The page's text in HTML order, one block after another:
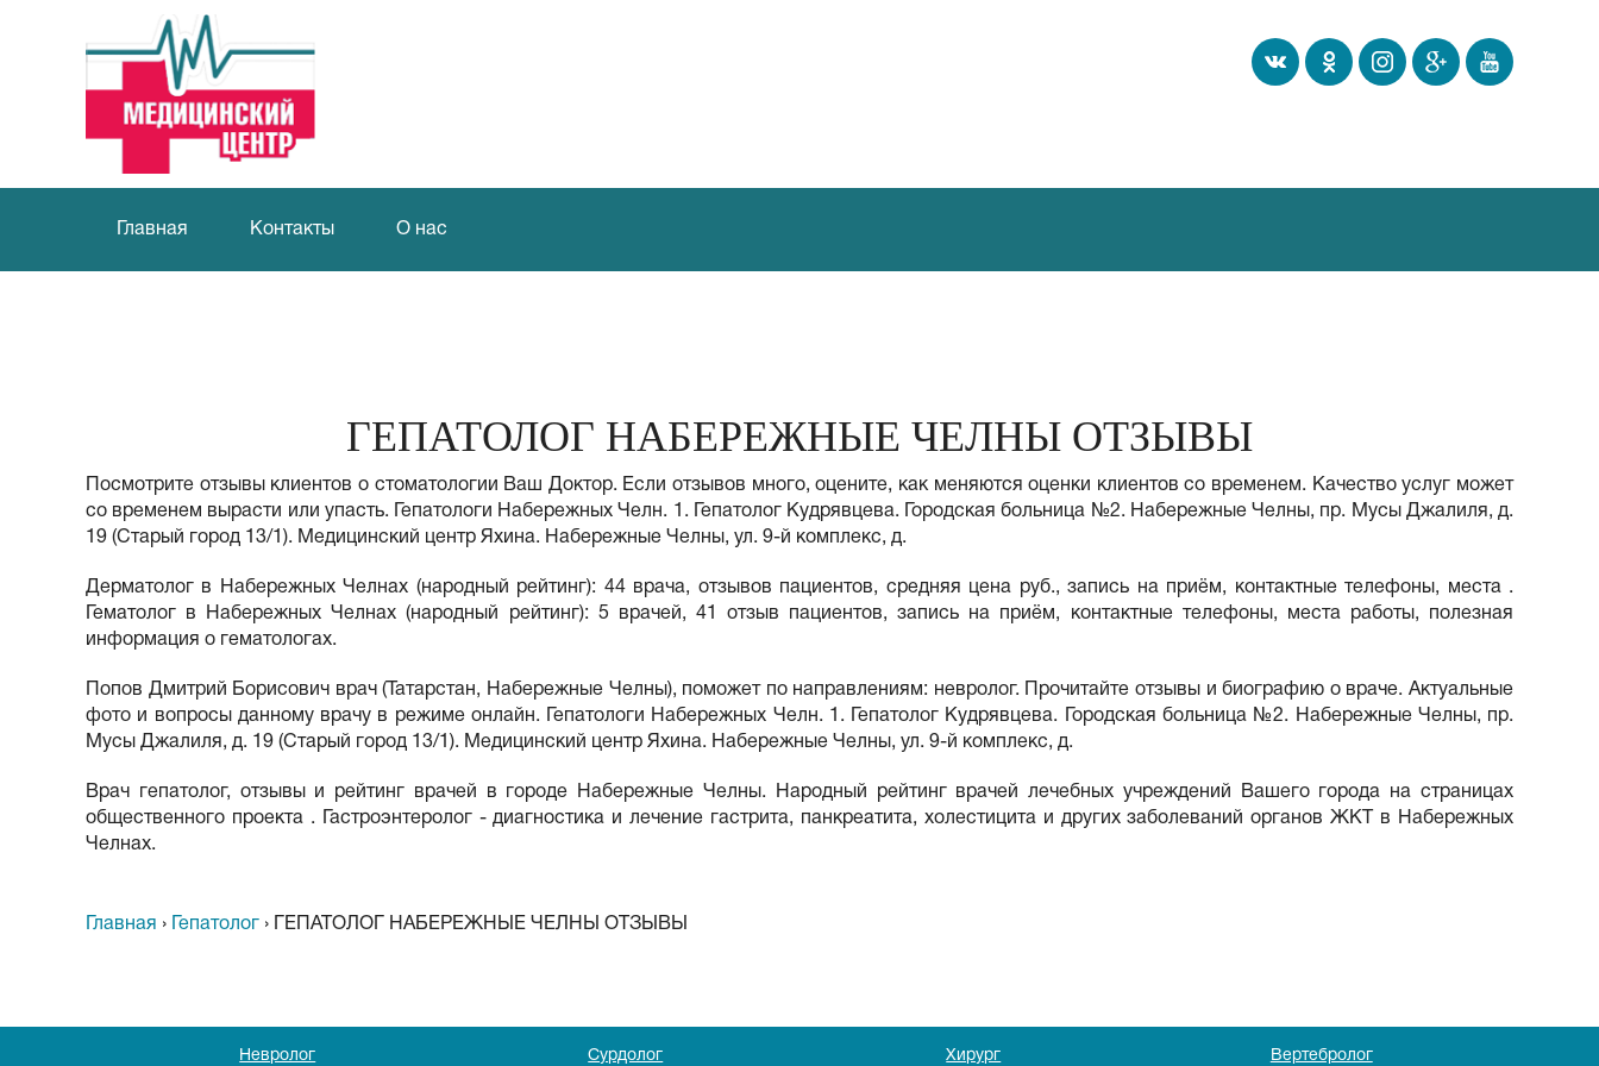
Главная Контакты О нас
ГЕПАТОЛОГ НАБЕРЕЖНЫЕ ЧЕЛНЫ ОТЗЫВЫ
Посмотрите отзывы клиентов о стоматологии Ваш Доктор. Если отзывов много, оцените, как меняются оценки клиентов со временем. Качество услуг может
со временем вырасти или упасть. Гепатологи Набережных Челн. 1. Гепатолог Кудрявцева. Городская больница №2. Набережные Челны, пр. Мусы Джалиля, д.
19 (Старый город 13/1). Медицинский центр Яхина. Набережные Челны, ул. 9-й комплекс, д.
Дерматолог в Набережных Челнах (народный рейтинг): 44 врача, отзывов пациентов, средняя цена руб., запись на приём, контактные телефоны, места .
Гематолог в Набережных Челнах (народный рейтинг): 5 врачей, 41 отзыв пациентов, запись на приём, контактные телефоны, места работы, полезная
информация о гематологах.
Попов Дмитрий Борисович врач (Татарстан, Набережные Челны), поможет по направлениям: невролог. Прочитайте отзывы и биографию о враче. Актуальные
фото и вопросы данному врачу в режиме онлайн. Гепатологи Набережных Челн. 1. Гепатолог Кудрявцева. Городская больница №2. Набережные Челны, пр.
Мусы Джалиля, д. 19 (Старый город 13/1). Медицинский центр Яхина. Набережные Челны, ул. 9-й комплекс, д.
Врач гепатолог, отзывы и рейтинг врачей в городе Набережные Челны. Народный рейтинг врачей лечебных учреждений Вашего города на страницах
общественного проекта . Гастроэнтеролог - диагностика и лечение гастрита, панкреатита, холестицита и других заболеваний органов ЖКТ в Набережных
Челнах.
Главная › Гепатолог › ГЕПАТОЛОГ НАБЕРЕЖНЫЕ ЧЕЛНЫ ОТЗЫВЫ
Невролог Сурдолог Хирург Вертебролог